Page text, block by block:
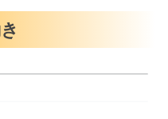
析
ホルムズ海峡封鎖